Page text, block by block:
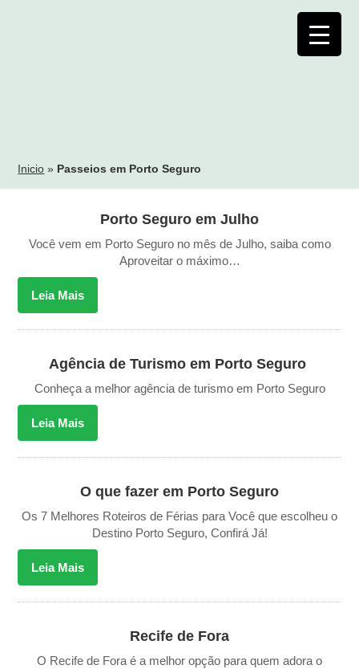
Inicio » Passeios em Porto Seguro
Porto Seguro em Julho
Você vem em Porto Seguro no mês de Julho, saiba como
Aproveitar o máximo…
Leia Mais
Agência de Turismo em Porto Seguro
Conheça a melhor agência de turismo em Porto Seguro
Leia Mais
O que fazer em Porto Seguro
Os 7 Melhores Roteiros de Férias para Você que escolheu o
Destino Porto Seguro, Confirá Já!
Leia Mais
Recife de Fora
O Recife de Fora é a melhor opção para quem adora o